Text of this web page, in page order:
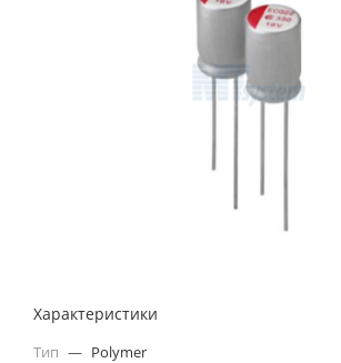
Характеристики
Тип — Polymer